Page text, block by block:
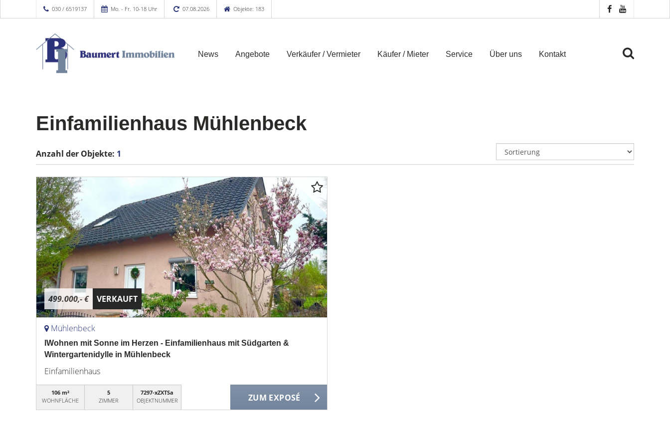
030 / 6519137 Mo. - Fr. 10-18 Uhr 07.08.2026 Objekte: 183
News Angebote Verkäufer / Vermieter Käufer / Mieter Service Über uns Kontakt
Einfamilienhaus Mühlenbeck
Anzahl der Objekte: 1
499.000,- € VERKAUFT
Mühlenbeck
lWohnen mit Sonne im Herzen - Einfamilienhaus mit Südgarten &
Wintergartenidylle in Mühlenbeck
Einfamilienhaus
106 m²
WOHNFLÄCHE
5
ZIMMER
7297-xZXTSa
OBJEKTNUMMER
ZUM EXPOSÉ